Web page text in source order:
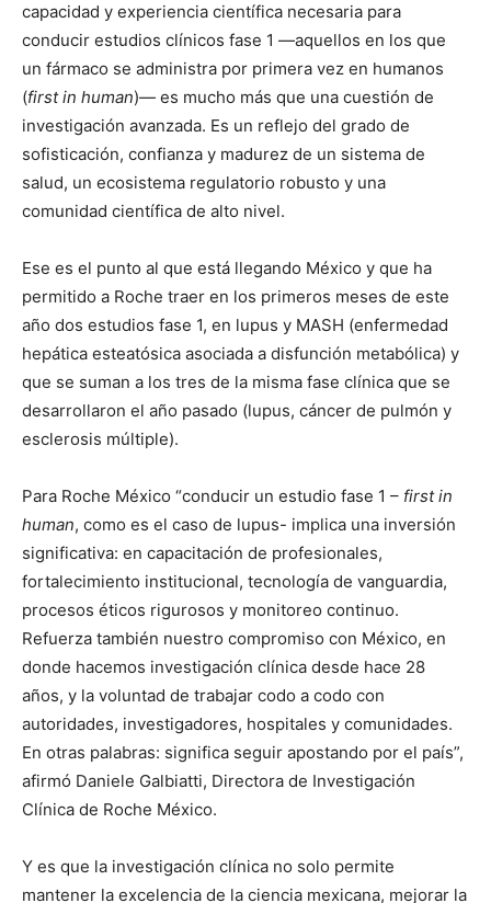
capacidad y experiencia científica necesaria para
conducir estudios clínicos fase 1 —aquellos en los que
un fármaco se administra por primera vez en humanos
(first in human)— es mucho más que una cuestión de
investigación avanzada. Es un reflejo del grado de
sofisticación, confianza y madurez de un sistema de
salud, un ecosistema regulatorio robusto y una
comunidad científica de alto nivel.
Ese es el punto al que está llegando México y que ha
permitido a Roche traer en los primeros meses de este
año dos estudios fase 1, en lupus y MASH (enfermedad
hepática esteatósica asociada a disfunción metabólica) y
que se suman a los tres de la misma fase clínica que se
desarrollaron el año pasado (lupus, cáncer de pulmón y
esclerosis múltiple).
Para Roche México “conducir un estudio fase 1 – first in
human, como es el caso de lupus- implica una inversión
significativa: en capacitación de profesionales,
fortalecimiento institucional, tecnología de vanguardia,
procesos éticos rigurosos y monitoreo continuo.
Refuerza también nuestro compromiso con México, en
donde hacemos investigación clínica desde hace 28
años, y la voluntad de trabajar codo a codo con
autoridades, investigadores, hospitales y comunidades.
En otras palabras: significa seguir apostando por el país”,
afirmó Daniele Galbiatti, Directora de Investigación
Clínica de Roche México.
Y es que la investigación clínica no solo permite
mantener la excelencia de la ciencia mexicana, mejorar la